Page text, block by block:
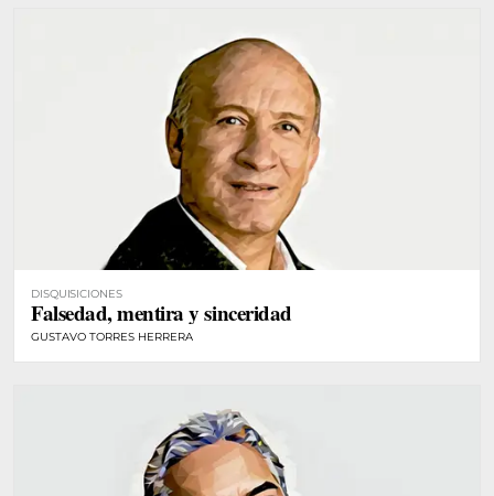
DISQUISICIONES
Falsedad, mentira y sinceridad
GUSTAVO TORRES HERRERA